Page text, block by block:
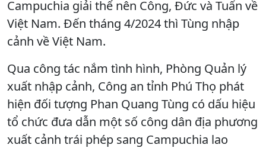
Campuchia giải thể nên Công, Đức và Tuấn về
Việt Nam. Đến tháng 4/2024 thì Tùng nhập
cảnh về Việt Nam.
Qua công tác nắm tình hình, Phòng Quản lý
xuất nhập cảnh, Công an tỉnh Phú Thọ phát
hiện đối tượng Phan Quang Tùng có dấu hiệu
tổ chức đưa dẫn một số công dân địa phương
xuất cảnh trái phép sang Campuchia lao